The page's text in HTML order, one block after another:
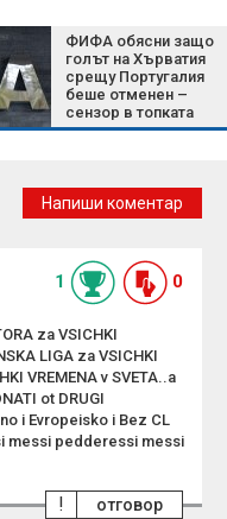
ФИФА обясни защо
голът на Хърватия
срещу Португалия
беше отменен –
сензор в топката
потвърди засадата
Green Day пусна
денонощен канал в
YouTube
плажовете в
Халкидики, има арести
Напиши коментар
1 0
za VSICHKI
LIGA za VSICHKI
VREMENA v SVETA..a
ot DRUGI
i Evropeisko i Bez CL
messi pedderessi messi
отговор
!